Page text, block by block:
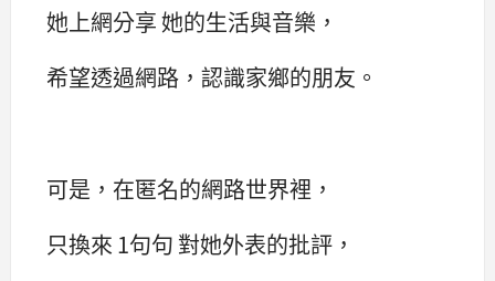
她上網分享 她的生活與音樂，
希望透過網路，認識家鄉的朋友。
可是，在匿名的網路世界裡，
只換來 1句句 對她外表的批評，